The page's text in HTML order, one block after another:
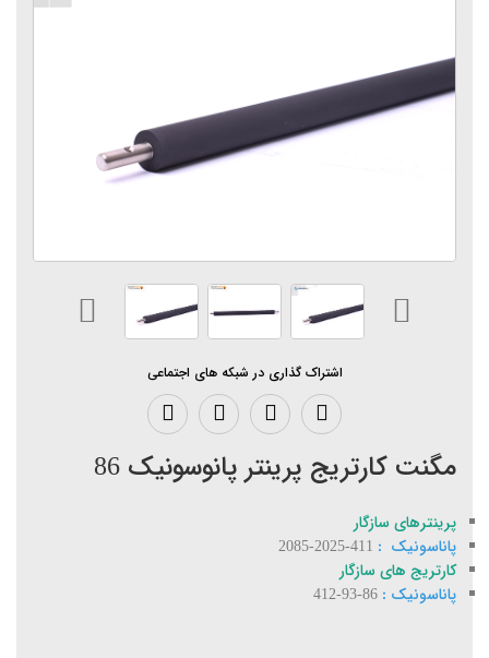
اشتراک گذاری در شبکه های اجتماعی
مگنت کارتریج پرینتر پانوسونیک 86
پرینترهای سازگار
پاناسونیک : 411-2025-2085
کارتریج های سازگار
پاناسونیک :